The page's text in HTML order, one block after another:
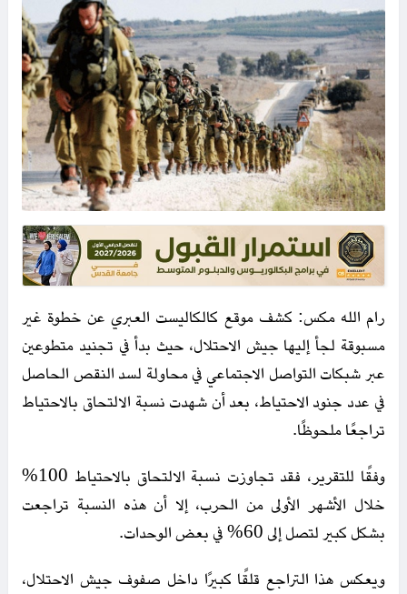
رام الله مكس: كشف موقع كالكاليست العبري عن خطوة غير
مسبوقة لجأ إليها جيش الاحتلال، حيث بدأ في تجنيد متطوعين
عبر شبكات التواصل الاجتماعي في محاولة لسد النقص الحاصل
في عدد جنود الاحتياط، بعد أن شهدت نسبة الالتحاق بالاحتياط
تراجعًا ملحوظًا.
وفقًا للتقرير، فقد تجاوزت نسبة الالتحاق بالاحتياط 100%
خلال الأشهر الأولى من الحرب، إلا أن هذه النسبة تراجعت
بشكل كبير لتصل إلى 60% في بعض الوحدات.
ويعكس هذا التراجع قلقًا كبيرًا داخل صفوف جيش الاحتلال،